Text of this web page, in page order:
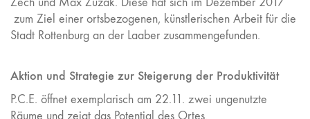
zum Ziel einer ortsbezogenen, künstlerischen Arbeit für die
Stadt Rottenburg an der Laaber zusammengefunden.
Aktion und Strategie zur Steigerung der Produktivität
P.C.E. öffnet exemplarisch am 22.11. zwei ungenutzte
Räume und zeigt das Potential des Ortes.